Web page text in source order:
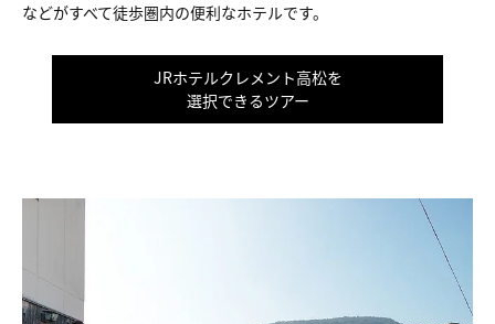
などがすべて徒歩圏内の便利なホテルです。
JRホテルクレメント高松を
選択できるツアー